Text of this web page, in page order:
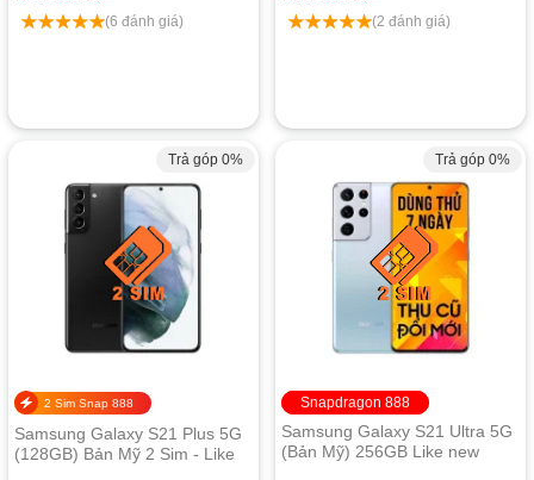
(6 đánh giá) (2 đánh giá)
Trả góp 0%
2 Sim Snap 888
Samsung Galaxy S21 Plus 5G
(128GB) Bản Mỹ 2 Sim - Like
Trả góp 0%
Snapdragon 888
Samsung Galaxy S21 Ultra 5G
(Bản Mỹ) 256GB Like new